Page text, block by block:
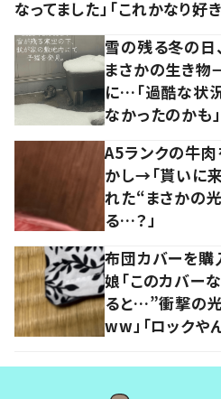
なってました」「これかなり好き
雪の残る冬の日
まさかの生き
に…「過酷な状
なかったのかも」
A5ランクの牛肉
かし→「貰いに来
れた“まさかの
る…？」
布団カバーを購
娘「このカバー
ると…”衝撃の
ww」「ロックや